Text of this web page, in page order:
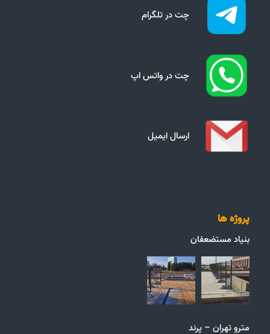
چت در تلگرام
چت در واتس اپ
ارسال ایمیل
پروژه ها
بنیاد مستضعفان
مترو تهران – پرند